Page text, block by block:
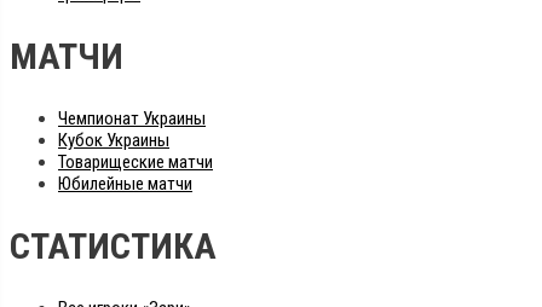
МАТЧИ
Чемпионат Украины
Кубок Украины
Товарищеские матчи
Юбилейные матчи
СТАТИСТИКА